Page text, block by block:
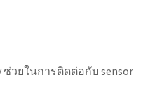
ช่วยในการติดต่อกับ sensor